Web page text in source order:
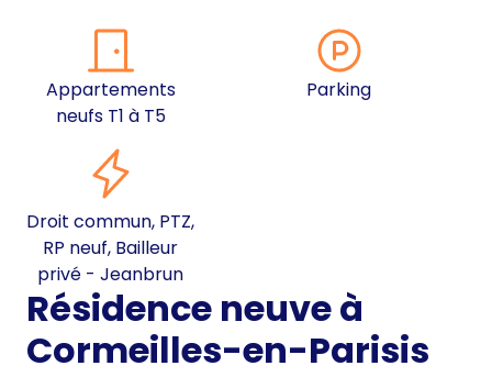
Appartements
neufs T1 à T5
Parking
Droit commun, PTZ,
RP neuf, Bailleur
privé - Jeanbrun
Résidence neuve à
Cormeilles-en-Parisis